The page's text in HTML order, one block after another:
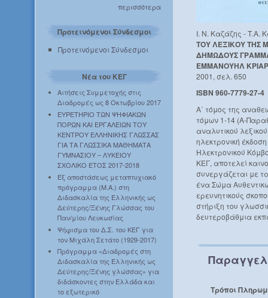
περισσότερα
Προτεινόμενοι Σύνδεσμοι
Προτεινόμενοι Σύνδεσμοι
Νέα του ΚΕΓ
Αιτήσεις Συμμετοχής στις
Διαδρομές ως 8 Οκτωβρίου 2017
ΕΥΡΕΤΗΡΙΟ ΤΩΝ ΨΗΦΙΑΚΩΝ
ΠΟΡΩΝ ΚΑΙ ΕΡΓΑΛΕΙΩΝ ΤΟΥ
ΚΕΝΤΡΟΥ ΕΛΛΗΝΙΚΗΣ ΓΛΩΣΣΑΣ
ΓΙΑ ΤΑ ΓΛΩΣΣΙΚΑ ΜΑΘΗΜΑΤΑ
ΓΥΜΝΑΣΙΟΥ – ΛΥΚΕΙΟΥ
ΣΧΟΛΙΚΟ ΕΤΟΣ 2017-2018
Εξ αποστάσεως μεταπτυχιακό
πρόγραμμα (Μ.Α.) στη
Διδασκαλία της Ελληνικής ως
Δεύτερης/Ξένης Γλώσσας του
Παν/μίου Λευκωσίας
Ψήφισμα του Δ.Σ. του ΚΕΓ για
τον Μιχάλη Σετάτο (1929-2017)
Πρόγραμμα «Διαδρομές στη
Διδασκαλία της Ελληνικής ως
Δεύτερης/Ξένης γλώσσας» για
διδάσκοντες στην Ελλάδα και
το εξωτερικό
Ι. Ν. Καζάζης - Τ.Α.
ΤΟΥ ΛΕΞΙΚΟΥ ΤΗΣ
ΔΗΜΩΔΟΥΣ
ΕΜΜΑΝΟΥΗΛ
2001, σελ. 650
ISBN 960-7779-27-4
Α΄ τόμος της
τόμων 1-14 (Α-
αναλυτικού
ηλεκτρονική
Ηλεκτρονικού
ΚΕΓ, αποτελεί
συνεργάζεται με
ένα Σώμα
ερευνητικούς
στήριξη του
δευτεροβάθμια
Τρόποι